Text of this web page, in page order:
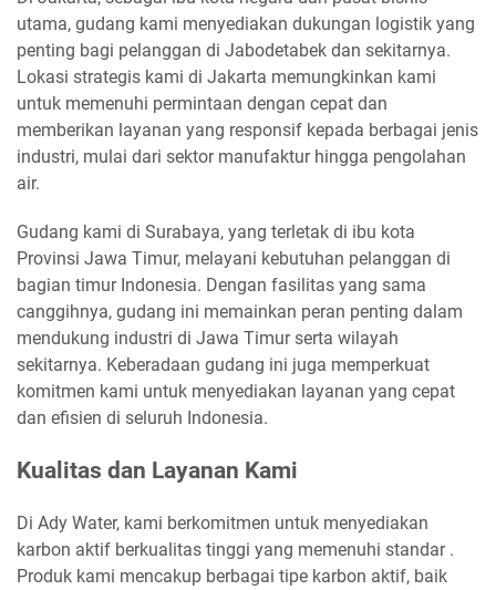
utama, gudang kami menyediakan dukungan logistik yang
penting bagi pelanggan di Jabodetabek dan sekitarnya.
Lokasi strategis kami di Jakarta memungkinkan kami
untuk memenuhi permintaan dengan cepat dan
memberikan layanan yang responsif kepada berbagai jenis
industri, mulai dari sektor manufaktur hingga pengolahan
air.
Gudang kami di Surabaya, yang terletak di ibu kota
Provinsi Jawa Timur, melayani kebutuhan pelanggan di
bagian timur Indonesia. Dengan fasilitas yang sama
canggihnya, gudang ini memainkan peran penting dalam
mendukung industri di Jawa Timur serta wilayah
sekitarnya. Keberadaan gudang ini juga memperkuat
komitmen kami untuk menyediakan layanan yang cepat
dan efisien di seluruh Indonesia.
Kualitas dan Layanan Kami
Di Ady Water, kami berkomitmen untuk menyediakan
karbon aktif berkualitas tinggi yang memenuhi standar .
Produk kami mencakup berbagai tipe karbon aktif, baik